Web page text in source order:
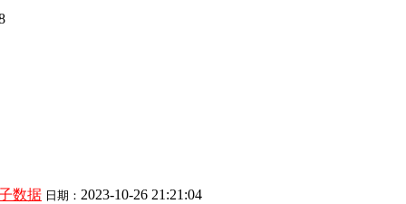
数据 日期： 2023-10-26 21:21:04